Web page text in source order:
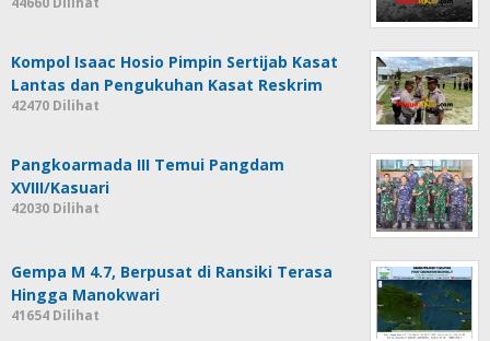
Kompol Isaac Hosio Pimpin Sertijab Kasat
Lantas dan Pengukuhan Kasat Reskrim
42470 Dilihat
Pangkoarmada III Temui Pangdam
XVIII/Kasuari
42030 Dilihat
Gempa M 4.7, Berpusat di Ransiki Terasa
Hingga Manokwari
41654 Dilihat